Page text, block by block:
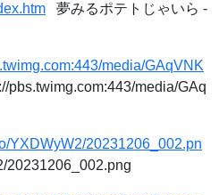
夢みるポテトじゃいら -
media/GAqVNK
pbs.twimg.com:443/media/GAq
YXDWyW2/20231206_002.pn
20231206_002.png